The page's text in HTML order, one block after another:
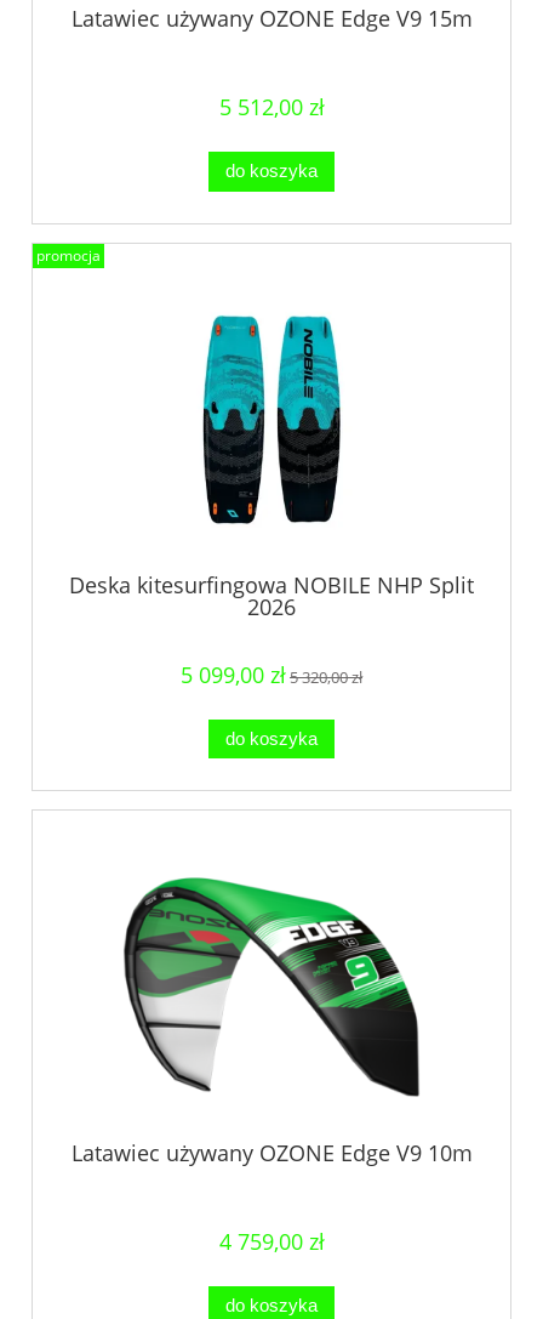
Latawiec używany OZONE Edge V9 15m
5 512,00 zł
do koszyka
Deska kitesurfingowa NOBILE NHP Split
2026
5 099,00 zł5 320,00 zł
do koszyka
promocja
Latawiec używany OZONE Edge V9 10m
4 759,00 zł
do koszyka